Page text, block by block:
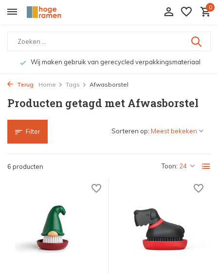
0
Wij maken gebruik van gerecycled verpakkingsmateriaal
Terug Home Tags Afwasborstel
Producten getagd met Afwasborstel
Filter
6 producten Toon:
Sorteren op: